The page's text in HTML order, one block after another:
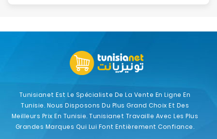
Tunisianet Est Le Spécialiste De La Vente En Ligne En
Tunisie. Nous Disposons Du Plus Grand Choix Et Des
Meilleurs Prix En Tunisie. Tunisianet Travaille Avec Les Plus
Grandes Marques Qui Lui Font Entièrement Confiance.